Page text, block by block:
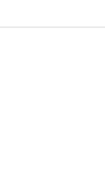
2026